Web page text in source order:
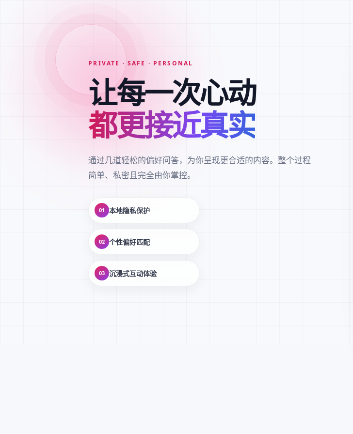
PRIVATE · SAFE · PERSONAL
让每一次心动
都更接近真实
通过几道轻松的偏好问答，为你呈现更合适的内容。整个过程
简单、私密且完全由你掌控。
01 本地隐私保护
02 个性偏好匹配
03 沉浸式互动体验